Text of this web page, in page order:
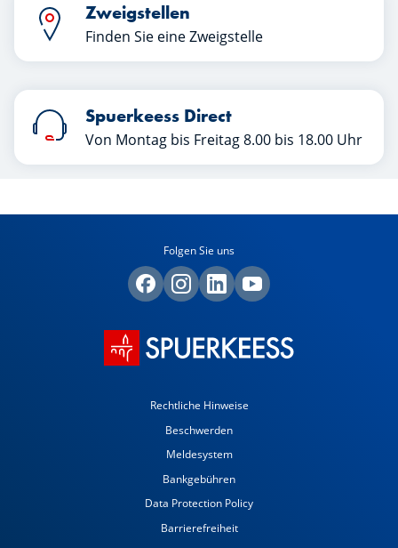
Zweigstellen
Finden Sie eine Zweigstelle
Spuerkeess Direct
Von Montag bis Freitag 8.00 bis 18.00 Uhr
Folgen Sie uns
Rechtliche Hinweise
Beschwerden
Meldesystem
Bankgebühren
Data Protection Policy
Barrierefreiheit